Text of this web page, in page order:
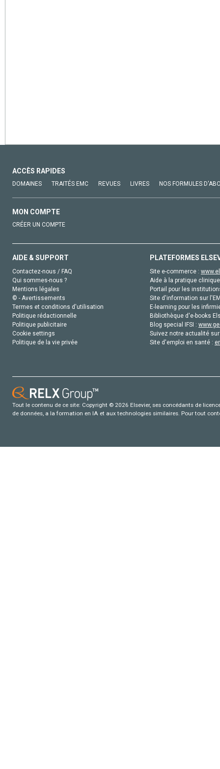
ACCÈS RAPIDES
DOMAINES TRAITÉS EMC REVUES LIVRES NOS FORMULES
MON COMPTE
CRÉER UN COMPTE
AIDE & SUPPORT
Contactez-nous / FAQ
Qui sommes-nous ?
Mentions légales
© - Avertissements
Termes et conditions d'utilisation
Politique rédactionnelle
Politique publicitaire
Cookie settings
Politique de la vie privée
PLATEFORMES
Site e-commerce :
Aide à la pratique
Portail pour les
Site d'information sur
E-learning pour les
Bibliothèque d'e-books
Blog special IFSI :
Suivez notre actualité
Site d'emploi en santé :
Tout le contenu de ce site: Copyright © 2026 Elsevier, ses concédants de
de données, a la formation en IA et aux technologies similaires. Pour tout